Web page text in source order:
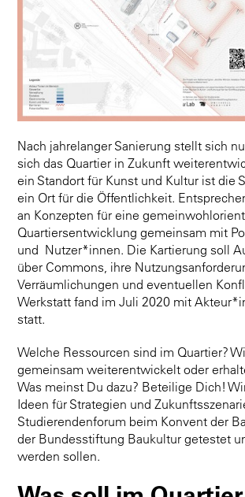
Nach jahrelanger Sanierung stellt sich
sich das Quartier in Zukunft
ein Standort für Kunst und Kultur ist die
ein Ort für die Öffentlichkeit.
an Konzepten für eine
Quartiersentwicklung gemeinsam mit
und Nutzer*innen. Die Kartierung soll
über Commons, ihre
Verräumlichungen und eventuellen
Werkstatt fand im Juli 2020 mit
statt.
Welche Ressourcen sind im Quartier?
gemeinsam weiterentwickelt oder
Was meinst Du dazu? Beteilige Dich!
Ideen für Strategien und
Studierendenforum beim Konvent der
der Bundesstiftung Baukultur getestet
werden sollen.